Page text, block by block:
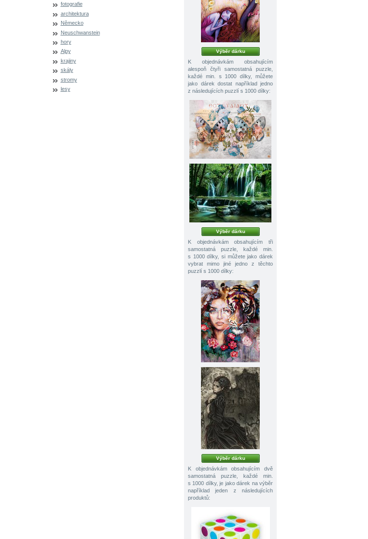
fotografie
architektura
Německo
Neuschwanstein
hory
Alpy
krajiny
skály
stromy
lesy
Výběr dárku
K objednávkám obsahujícím
alespoň čtyři samostatná puzzle,
každé min. s 1000 dílky, můžete
jako dárek dostat například jedno
z následujících puzzlí s 1000 dílky:
Výběr dárku
K objednávkám obsahujícím tři
samostatná puzzle, každé min.
s 1000 dílky, si můžete jako dárek
vybrat mimo jiné jedno z těchto
puzzlí s 1000 dílky:
Výběr dárku
K objednávkám obsahujícím dvě
samostatná puzzle, každé min.
s 1000 dílky, je jako dárek na výběr
například jeden z následujících
produktů: